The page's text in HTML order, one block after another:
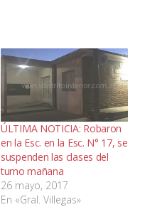
ÚLTIMA NOTICIA: Robaron
en la Esc. en la Esc. N° 17, se
suspenden las clases del
turno mañana
26 mayo, 2017
En «Gral. Villegas»